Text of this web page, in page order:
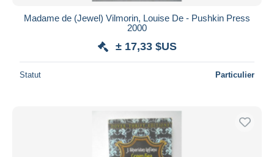
Madame de (Jewel) Vilmorin, Louise De - Pushkin Press
2000
± 17,33 $US
Statut Particulier